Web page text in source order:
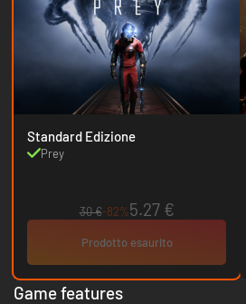
Standard Edizione
Prey
30 €-82%5.27 €
Prodotto esaurito
Game features